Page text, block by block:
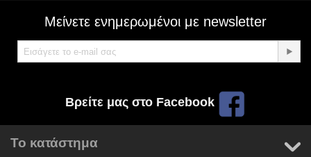
Μείνετε ενημερωμένοι με newsletter
Βρείτε μας στο Facebook
Το κατάστημα